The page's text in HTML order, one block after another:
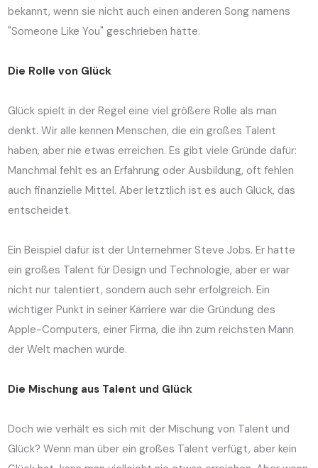
bekannt, wenn sie nicht auch einen anderen Song namens
"Someone Like You" geschrieben hätte.
Die Rolle von Glück
Glück spielt in der Regel eine viel größere Rolle als man
denkt. Wir alle kennen Menschen, die ein großes Talent
haben, aber nie etwas erreichen. Es gibt viele Gründe dafür:
Manchmal fehlt es an Erfahrung oder Ausbildung, oft fehlen
auch finanzielle Mittel. Aber letztlich ist es auch Glück, das
entscheidet.
Ein Beispiel dafür ist der Unternehmer Steve Jobs. Er hatte
ein großes Talent für Design und Technologie, aber er war
nicht nur talentiert, sondern auch sehr erfolgreich. Ein
wichtiger Punkt in seiner Karriere war die Gründung des
Apple-Computers, einer Firma, die ihn zum reichsten Mann
der Welt machen würde.
Die Mischung aus Talent und Glück
Doch wie verhält es sich mit der Mischung von Talent und
Glück? Wenn man über ein großes Talent verfügt, aber kein